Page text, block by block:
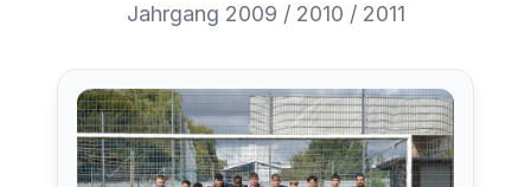
Jahrgang 2009 / 2010 / 2011